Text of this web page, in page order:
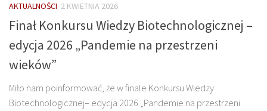
AKTUALNOŚCI 2 KWIETNIA 2026
Finał Konkursu Wiedzy Biotechnologicznej –
edycja 2026 „Pandemie na przestrzeni
wieków”
Miło nam poinformować, że w finale Konkursu Wiedzy
Biotechnologicznej– edycja 2026 „Pandemie na przestrzeni